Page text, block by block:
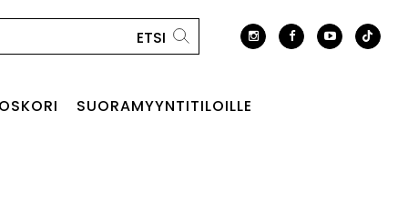
SUORAMYYNTITILOILLE